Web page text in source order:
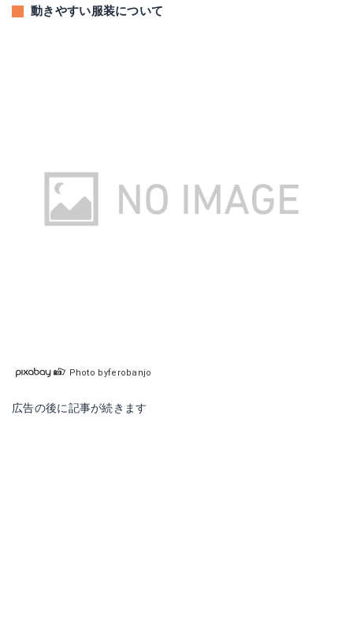
動きやすい服装について
Photo byferobanjo
広告の後に記事が続きます